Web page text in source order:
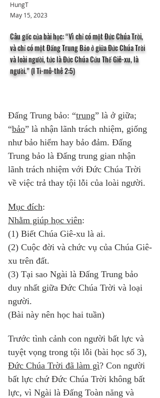
HungT
May 15, 2023
Câu gốc của bài học: “Vì chỉ có một Đức Chúa Trời,
và chỉ có một Đấng Trung Bảo ở giữa Đức Chúa Trời
và loài người, tức là Đức Chúa Cứu Thế Giê-xu, là
người.” (I Ti-mô-thê 2:5)
Đấng Trung bảo: “trung” là ở giữa;
“bảo” là nhận lãnh trách nhiệm, giống
như bảo hiểm hay bảo đảm. Đấng
Trung bảo là Đấng trung gian nhận
lãnh trách nhiệm với Đức Chúa Trời
về việc trả thay tội lỗi của loài người.
Mục đích:
Nhằm giúp học viên:
(1) Biết Chúa Giê-xu là ai.
(2) Cuộc đời và chức vụ của Chúa Giê-
xu trên đất.
(3) Tại sao Ngài là Đấng Trung bảo
duy nhất giữa Đức Chúa Trời và loại
người.
(Bài này nên học hai tuần)
Trước tình cảnh con người bất lực và
tuyệt vọng trong tội lỗi (bài học số 3),
Đức Chúa Trời đã làm gì? Con người
bất lực chứ Đức Chúa Trời không bất
lực, vì Ngài là Đấng Toàn năng và